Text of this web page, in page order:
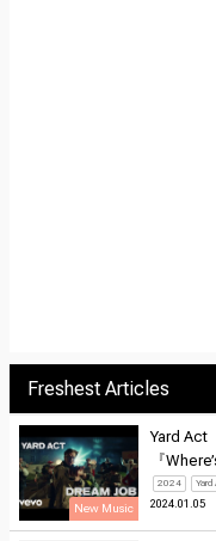
Freshest Articles
New Music
Yard Act
『
2024 Yard
2024.01.05